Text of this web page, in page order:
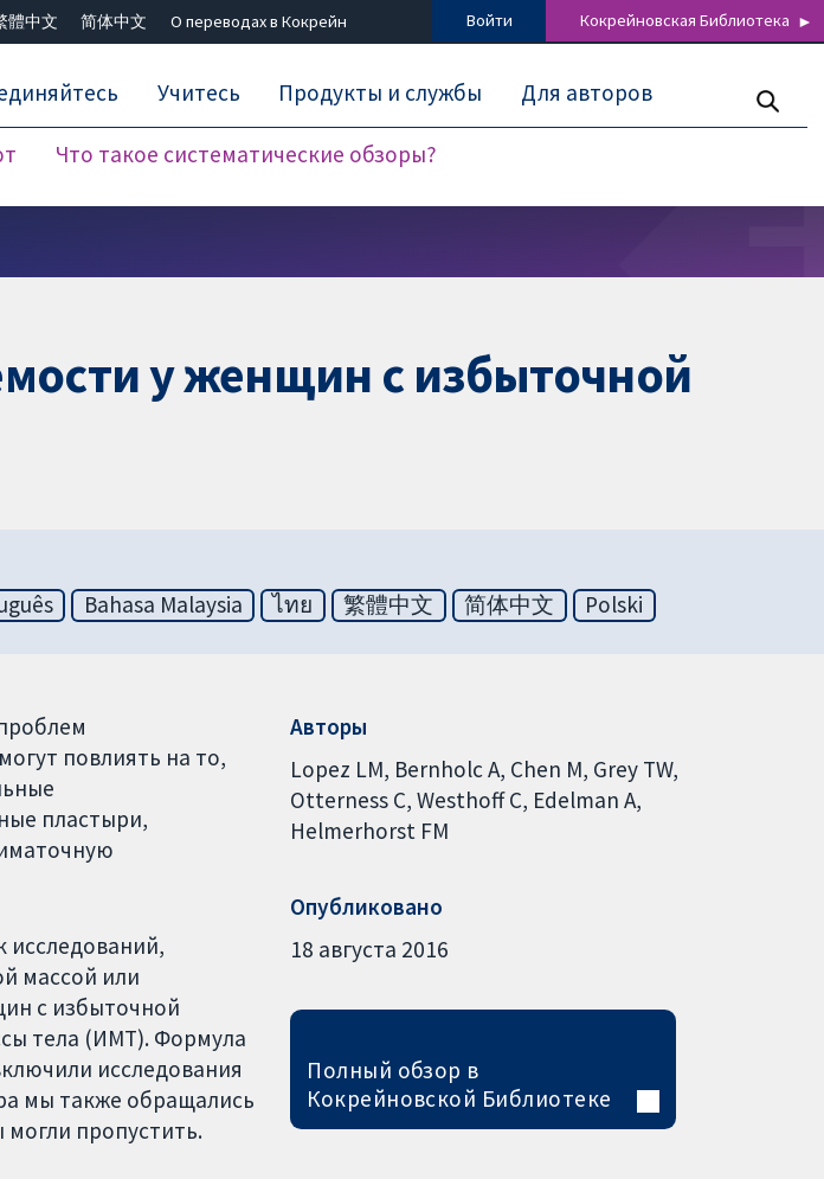
體中文 简体中文 О переводах в Кокрейн Войти Кокрейновская Библиотека
Что такое систематические обзоры?
Учитесь Продукты и службы Для авторов
у женщин с избыточной
Bahasa Malaysia ไทย 繁體中文 简体中文 Polski
повлиять на то,
пластыри,
исследований,
массой или
с избыточной
тела (ИМТ). Формула
исследования
мы также обращались
пропустить.
Авторы
Lopez LM Bernholc A Chen M Grey TW
Otterness C Westhoff C Edelman A
Helmerhorst FM
Опубликовано
18 августа 2016
Полный обзор в
Кокрейновской Библиотеке